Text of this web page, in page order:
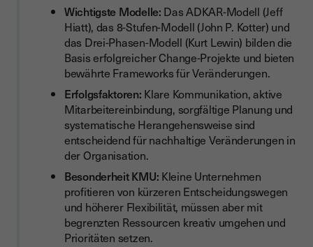
Herausforderungen und Lösungsansätze für kleine
Unternehmen
Typische Hindernisse beim Change Management
Praktische Strategien zur Überwindung von Widerständen
Tools und Methoden für erfolgreiches Change Management
Digitale Change Management Tools für kleine Unternehmen
Kommunikationsmethoden für maximale Wirkung
Fazit: Change Management als Erfolgsfaktor für kleine
Unternehmen
Wichtigste Modelle: Das ADKAR-Modell (Jeff
Hiatt), das 8-Stufen-Modell (John P. Kotter) und
das Drei-Phasen-Modell (Kurt Lewin) bilden die
Basis erfolgreicher Change-Projekte und bieten
bewährte Frameworks für Veränderungen.
Erfolgsfaktoren: Klare Kommunikation, aktive
Mitarbeitereinbindung, sorgfältige Planung und
systematische Herangehensweise sind
entscheidend für nachhaltige Veränderungen in
der Organisation.
Besonderheit KMU: Kleine Unternehmen
profitieren von kürzeren Entscheidungswegen
und höherer Flexibilität, müssen aber mit
begrenzten Ressourcen kreativ umgehen und
Prioritäten setzen.